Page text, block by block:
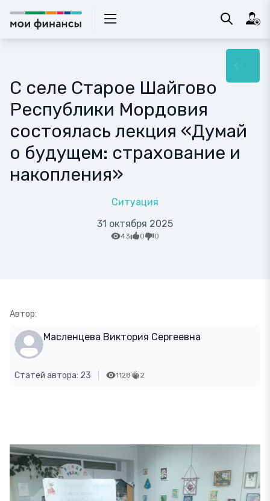
С селе Старое Шайгово
Республики Мордовия
состоялась лекция «Думай
о будущем: страхование и
накопления»
Ситуация
31 октября 2025
43 0 0
Автор:
Масленцева Виктория Сергеевна
Статей автора: 23 1128 2